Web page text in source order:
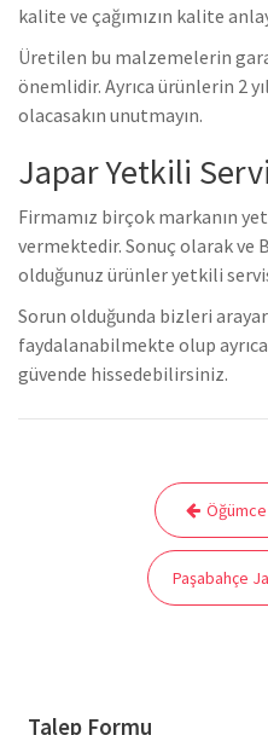
kalite ve çağımızın kalite
Üretilen bu malzemelerin
önemlidir. Ayrıca ürünlerin 2
olacasakın unutmayın.
Japar Yetkili
Firmamız birçok markanın
vermektedir. Sonuç olarak ve
olduğunuz ürünler yetkili
Sorun olduğunda bizleri
faydalanabilmekte olup
güvende hissedebilirsiniz.
gezinmesi
Paşabahçe
Talep Formu